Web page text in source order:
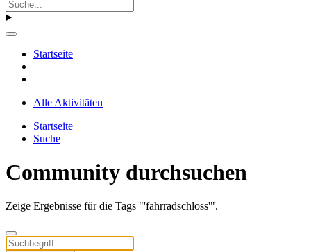
Startseite
Alle Aktivitäten
Startseite
Suche
Community durchsuchen
Zeige Ergebnisse für die Tags "'fahrradschloss'".